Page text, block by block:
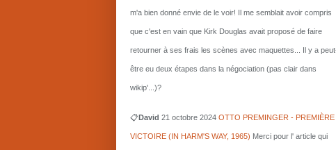
m'a bien donné envie de le voir! Il me semblait avoir compris
que c'est en vain que Kirk Douglas avait proposé de faire
retourner à ses frais les scènes avec maquettes... Il y a
être eu deux étapes dans la négociation (pas clair dans
wikip'...)?
📋David 21 octobre 2024 OTTO PREMINGER - PREMIÈRE
VICTOIRE (IN HARM'S WAY, 1965) Merci pour l' article qui